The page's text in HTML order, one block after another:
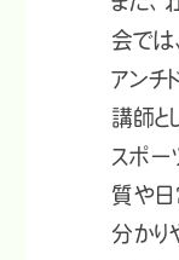
会では、
アンチ
講師と
スポー
質や日
分かり